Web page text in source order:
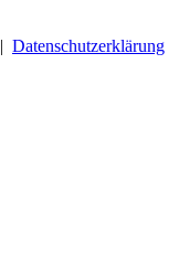
Datenschutzerklärung